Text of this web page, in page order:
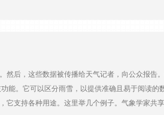
后期人员等成本投入较高初期成本投入较高，后
后，这些数据被传播给天气记者，向公众报告
。它可以区分雨雪，以提供准确且易于阅读的
支持各种用途。这里举几个例子。气象学家共